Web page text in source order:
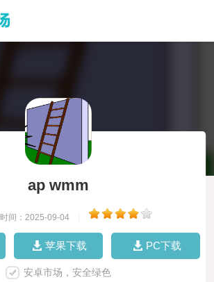
ap wmm
时间：2025-09-04
苹果下载 PC下载
安卓市场，安全绿色